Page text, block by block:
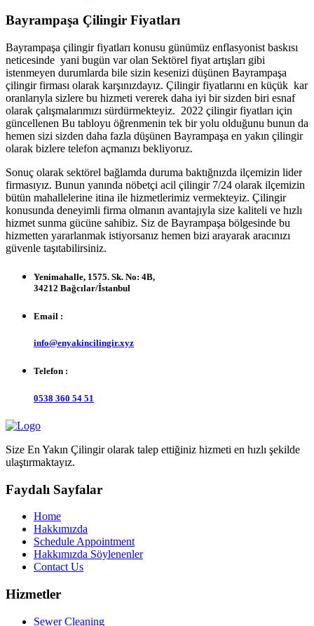
Bayrampaşa Çilingir Fiyatları
Bayrampaşa çilingir fiyatları konusu günümüz enflasyonist baskısı
neticesinde yani bugün var olan Sektörel fiyat artışları gibi
istenmeyen durumlarda bile sizin kesenizi düşünen Bayrampaşa
çilingir firması olarak karşınızdayız. Çilingir fiyatlarını en küçük kar
oranlarıyla sizlere bu hizmeti vererek daha iyi bir sizden biri esnaf
olarak çalışmalarımızı sürdürmekteyiz. 2022 çilingir fiyatları için
güncellenen Bu tabloyu öğrenmenin tek bir yolu olduğunu bunun da
hemen sizi sizden daha fazla düşünen Bayrampaşa en yakın çilingir
olarak bizlere telefon açmanızı bekliyoruz.
Sonuç olarak sektörel bağlamda duruma baktığnızda ilçemizin lider
firmasıyız. Bunun yanında nöbetçi acil çilingir 7/24 olarak ilçemizin
bütün mahallelerine itina ile hizmetlerimiz vermekteyiz. Çilingir
konusunda deneyimli firma olmanın avantajıyla size kaliteli ve hızlı
hizmet sunma gücüne sahibiz. Siz de Bayrampaşa bölgesinde bu
hizmetten yararlanmak istiyorsanız hemen bizi arayarak aracınızı
güvenle taşıtabilirsiniz.
Yenimahalle, 1575. Sk. No: 4B,
34212 Bağcılar/İstanbul
Email :
info@enyakincilingir.xyz
Telefon :
0538 360 54 51
Size En Yakın Çilingir olarak talep ettiğiniz hizmeti en hızlı şekilde
ulaştırmaktayız.
Faydalı Sayfalar
Home
Hakkımızda
Schedule Appointment
Hakkımızda Söylenenler
Contact Us
Hizmetler
Sewer Cleaning